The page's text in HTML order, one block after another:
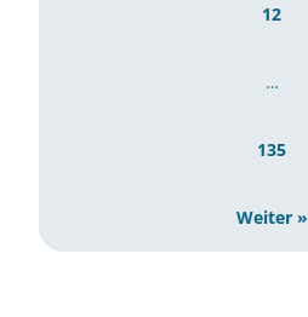
12
…
135
Weiter »